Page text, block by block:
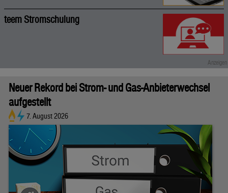
teem Stromschulung
Neuer Rekord bei Strom- und Gas-Anbieterwechsel
aufgestellt
7. August 2026